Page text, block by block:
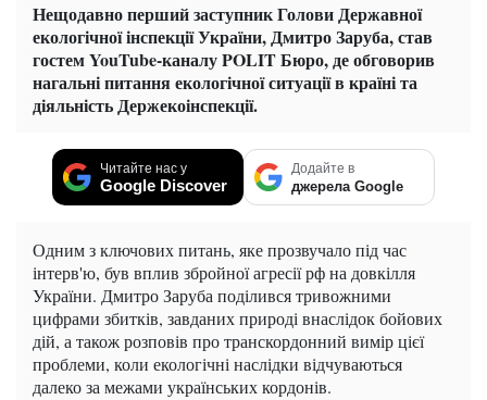
Нещодавно перший заступник Голови Державної
екологічної інспекції України, Дмитро Заруба, став
гостем YouTube-каналу POLIT Бюро, де обговорив
нагальні питання екологічної ситуації в країні та
діяльність Держекоінспекції.
Читайте нас у
Google Discover
Додайте в
джерела Google
Одним з ключових питань, яке прозвучало під час
інтерв'ю, був вплив збройної агресії рф на довкілля
України. Дмитро Заруба поділився тривожними
цифрами збитків, завданих природі внаслідок бойових
дій, а також розповів про транскордонний вимір цієї
проблеми, коли екологічні наслідки відчуваються
далеко за межами українських кордонів.